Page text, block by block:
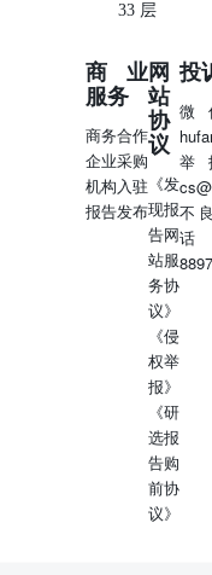
33 层
商业
服务
商务合作
企业采购
机构入驻
报告发布
网
站
协
议
《发
现报
告网
站服
务协
议》
《侵
权举
报》
《研
选报
告购
前协
议》
投
微
举
不